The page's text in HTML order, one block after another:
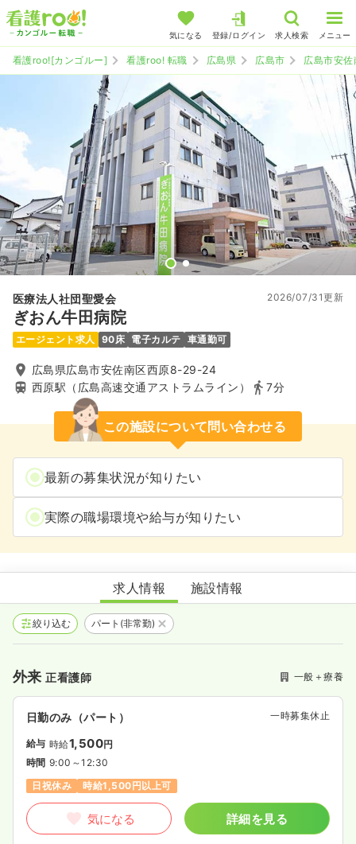
気になる 登録/ログイン 求人検索 メニュー
看護roo![カンゴルー] 看護roo! 転職 広島県 広島市 広島市安佐
医療法人社団聖愛会
ぎおん牛田病院
2026/07/31更新
エージェント求人 90床 電子カルテ 車通勤可
広島県広島市安佐南区西原8-29-24
西原駅（広島高速交通アストラムライン）
7分
この施設について問い合わせる
最新の募集状況が知りたい
実際の職場環境や給与が知りたい
ぎおん牛田病院
求人情報 施設情報
絞り込む パート(非常勤)
外来正看護師 一般＋療養
日勤のみ（パート） 一時募集休止
給与 時給1,500円
時間 9:00～12:30
日祝休み
時給1,500円以上可
気になる 詳細を見る